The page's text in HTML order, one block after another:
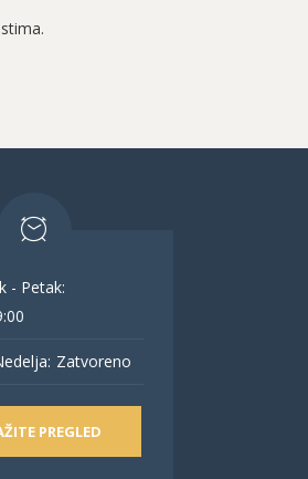
- Petak:
Zatvoreno
PREGLED